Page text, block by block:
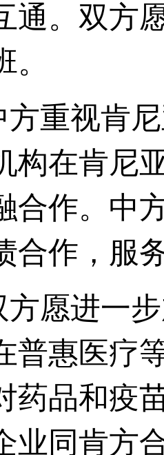
通。双方
方重视肯
构在肯尼
合作。中
合作，服
方愿进一
普惠医疗
药品和疫
业同肯方